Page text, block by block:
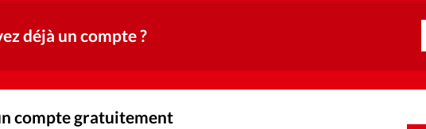
déjà un compte ?
compte gratuitement